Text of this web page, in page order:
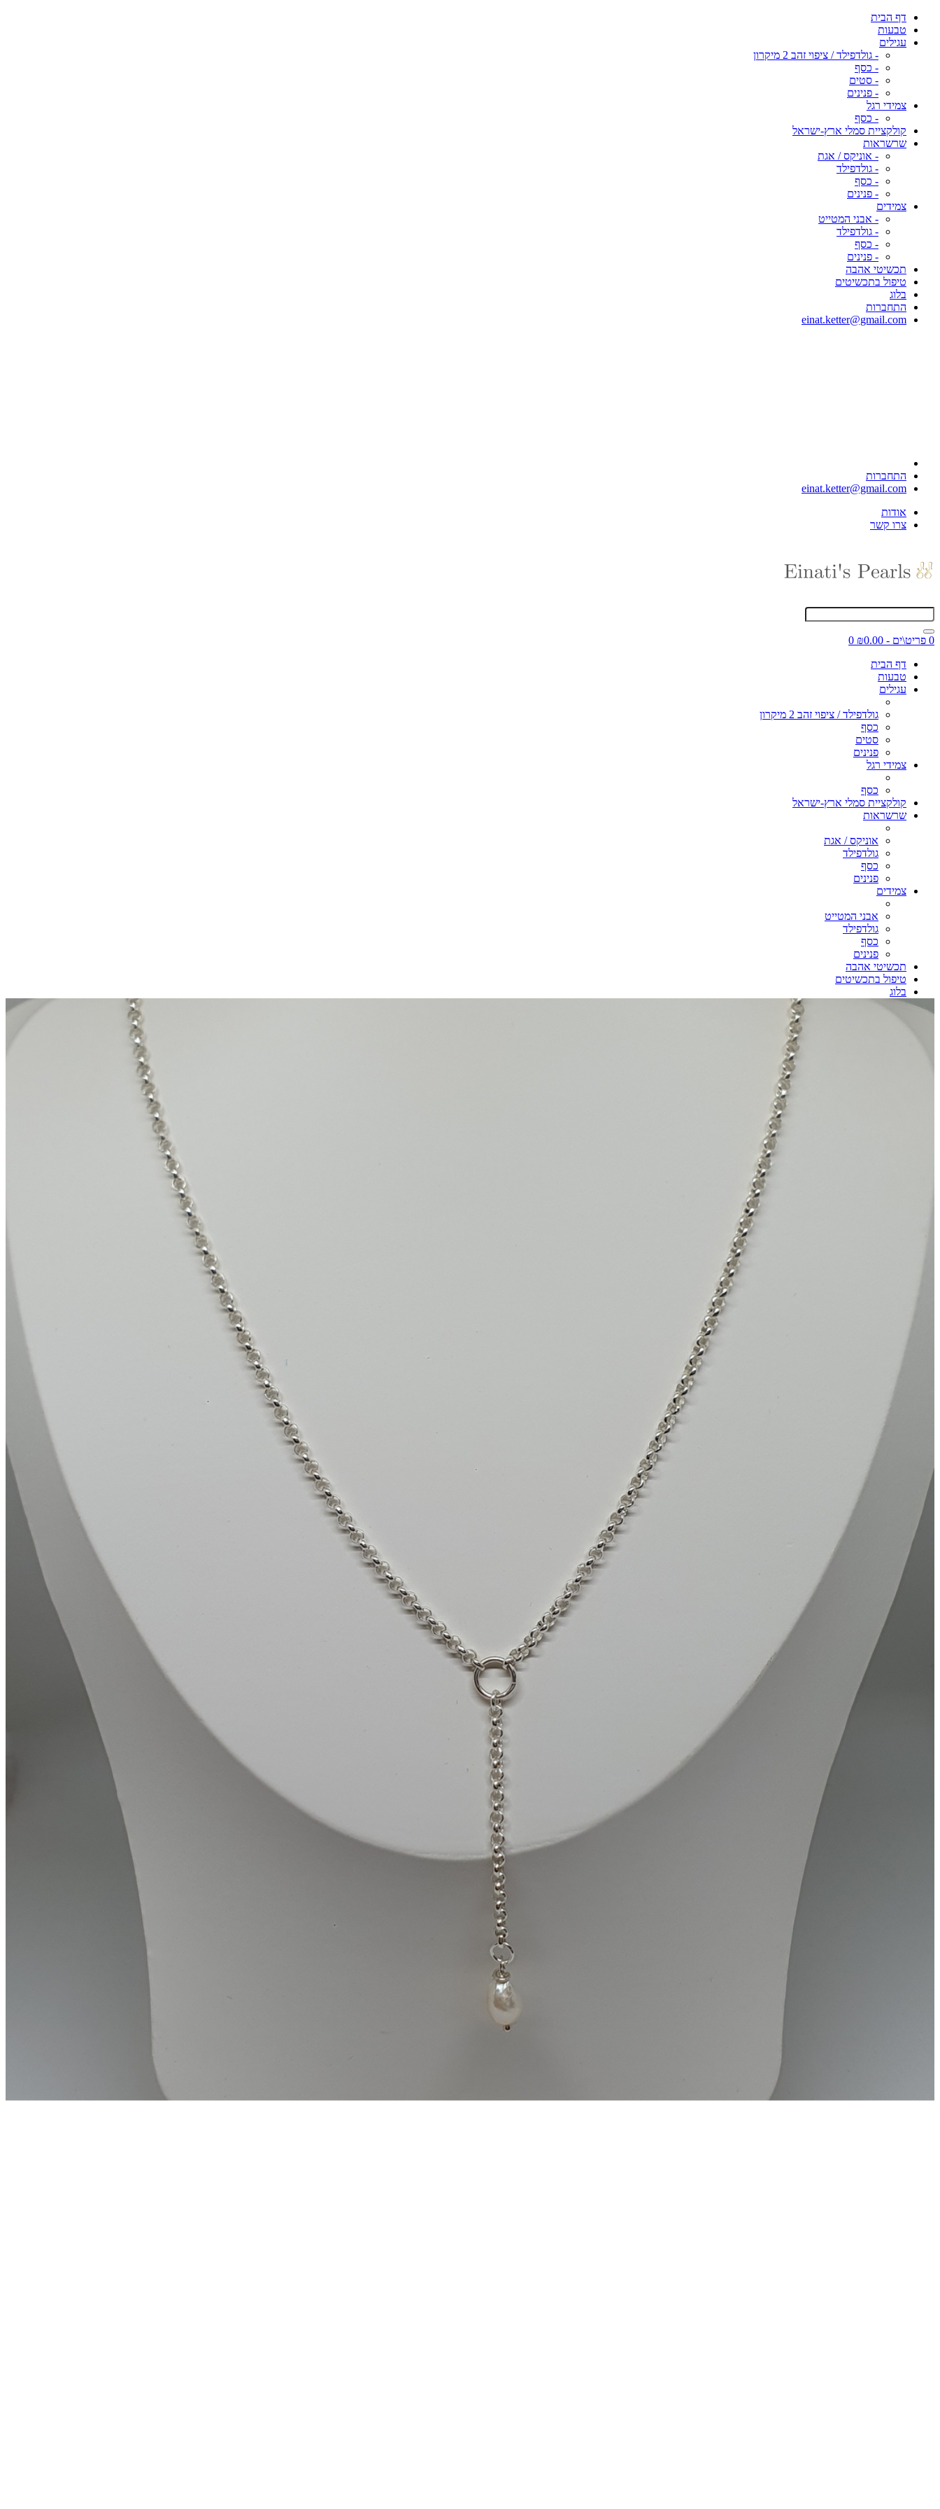
דף הבית
טבעות
עגילים
- גולדפילד / ציפוי זהב 2 מיקרון
- כסף
- סטים
- פנינים
צמידי רגל
- כסף
קולקציית סמלי ארץ-ישראל
שרשראות
- אוניקס / אגת
- גולדפילד
- כסף
- פנינים
צמידים
- אבני המטייט
- גולדפילד
- כסף
- פנינים
תכשיטי אהבה
טיפול בתכשיטים
בלוג
התחברות
einat.ketter@gmail.com
התחברות
einat.ketter@gmail.com
אודות
צרו קשר
0 פריט\ים - ₪0.00
0
דף הבית
טבעות
עגילים
גולדפילד / ציפוי זהב 2 מיקרון
כסף
סטים
פנינים
צמידי רגל
כסף
קולקציית סמלי ארץ-ישראל
שרשראות
אוניקס / אגת
גולדפילד
כסף
פנינים
צמידים
אבני המטייט
גולדפילד
כסף
פנינים
תכשיטי אהבה
טיפול בתכשיטים
בלוג